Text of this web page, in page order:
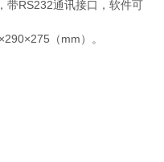
RS232通讯接口，软件可
（mm）。